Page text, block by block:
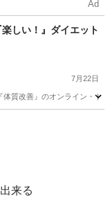
Ad
しい！』ダイエット
7月22日
体質改善』のオンライン
来る